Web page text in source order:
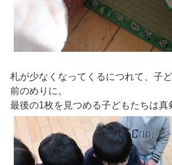
札が少なくなってくるにつれて、子
前のめりに。
最後の1枚を見つめる子どもたちは真